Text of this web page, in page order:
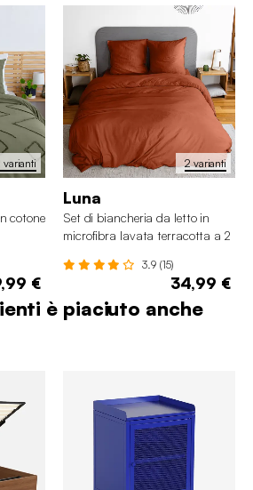
varianti
cotone
€
2 varianti
Luna
Set di biancheria da letto in
microfibra lavata terracotta a 2
3.9 (15)
34,99 €
è piaciuto anche